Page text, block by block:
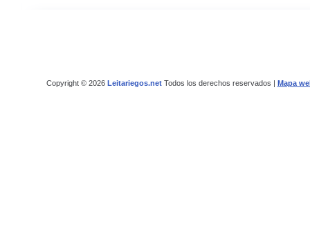
Copyright © 2026 Leitariegos.netTodos los derechos reservados | Mapa